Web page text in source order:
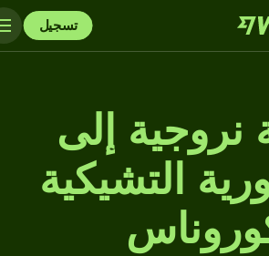
تسجيل
نروجية إلى
التشيكية